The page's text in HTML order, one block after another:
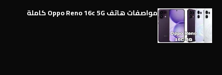
مواصفات هاتف Oppo Reno 16c 5G كاملة